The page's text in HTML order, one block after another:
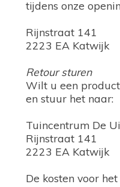
tijdens onze
Rijnstraat 141
2223 EA Katwijk
Retour sturen
Wilt u een
en stuur het naar:
Tuincentrum De
Rijnstraat 141
2223 EA Katwijk
De kosten voor